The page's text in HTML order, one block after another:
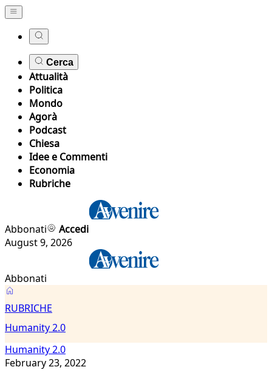
Cerca
Attualità
Politica
Mondo
Agorà
Podcast
Chiesa
Idee e Commenti
Economia
Rubriche
Abbonati
Accedi
August 9, 2026
Abbonati
Humanity
2.0
RUBRICHE
Humanity 2.0
Humanity 2.0
February 23, 2022